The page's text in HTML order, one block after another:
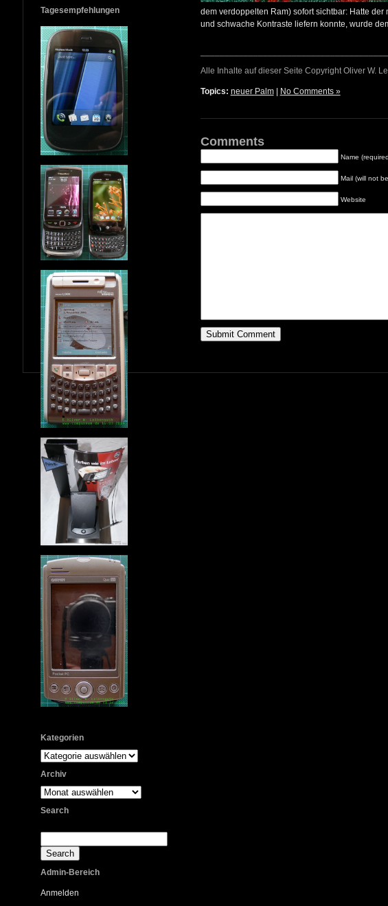
Tagesempfehlungen
Kategorien
Kategorien
Archiv
Archiv
Search
Admin-Bereich
Anmelden
dem verdoppelten Ram) sofort sichtbar: Hatte
und schwache Kontraste liefern konnte, wurde
Alle Inhalte auf dieser Seite Copyright Oliver W.
Topics: neuer Palm| No Comments »
Comments
Name
Mail (will not
Website